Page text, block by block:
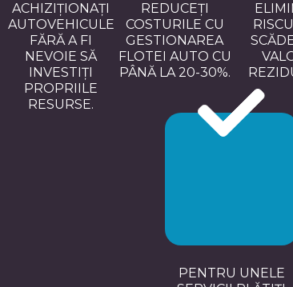
ACHIZIȚIONAȚI
AUTOVEHICULE
FĂRĂ A FI
NEVOIE SĂ
INVESTIȚI
PROPRIILE
RESURSE.
REDUCEȚI
COSTURILE CU
GESTIONAREA
FLOTEI AUTO CU
PÂNĂ LA 20-30%.
PENTRU UNELE